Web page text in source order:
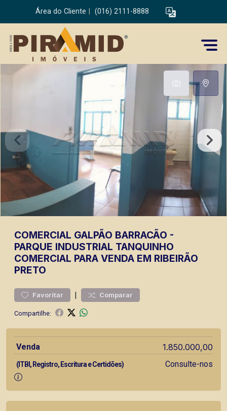
Área do Cliente (016) 2111-8888
COMERCIAL GALPÃO BARRACÃO -
PARQUE INDUSTRIAL TANQUINHO
COMERCIAL PARA VENDA EM RIBEIRÃO
PRETO
Favoritar | Comparar
Compartilhe:
Venda 1.850.000,00
(ITBI, Registro, Escritura e Certidões) Consulte-nos